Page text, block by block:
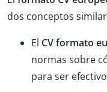
dos conceptos
El CV formato
normas sobre
para ser